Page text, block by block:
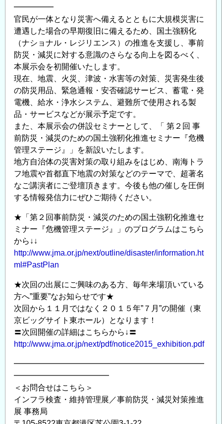
━━━━━
官民が一体となり災害へ備えるとともに大規模災害に
遭遇した場合の早期復旧に備えるため、国土強靱化
（ナショナル・レジリエンス）の推進を支援し、事前
防災・減災に対する意識のさらなる向上を図るべく、
本展示会を初開催いたします。
現在、地震、火災、津波・水害等の対策、災害発生後
の防災用品、緊急通報・安否確認サービス、蓄電・発
電機、給水・浄水システム、避難所で使用される製
品・サービスなどが展示予定です。
また、本展示会の併設セミナーとして、「 第２回 事
前防災・減災のための国土強靭化推進セミナー『危機
管理ステージ』」を新設いたします。
地方自治体の災害対策の取り組みをはじめ、南海トラ
フ地震や首都直下地震の対策などのテーマで、超著名
なご講演者にご登壇頂きます。今後も他の催しを圧倒
する情報発信力にぜひご期待ください。
★「第２回事前防災・減災のための国土強靭化推進セ
ミナー『危機管理ステージ』」のプログラムはこちら
から↓↓
http://www.jma.or.jp/next/outline/disaster/information.ht
ml#PastPlan
★次回の出展にご興味のある方、毎年来場頂いている
方へ”重要”なお知らせです★
次回から１１月ではなく２０１５年”７月”の開催（東
京ビッグサイト東ホール）となります！
〓次回開催の詳細はこちらから↓〓
http://www.jma.or.jp/next/pdf/notice2015_exhibition.pdf
━━━━━━━━━━━━━━━━━━━━━━━━
━━━━━━━━━━━━
＜お問合せはこちら＞
インフラ検査・維持管理展／事前防災・減災対策推進
展 事務局